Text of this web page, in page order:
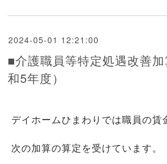
2024-05-01 12:21:00
■介護職員等特定処遇改善
和5年度）
デイホームひまわりでは職員の賃
次の加算の算定を受けています。